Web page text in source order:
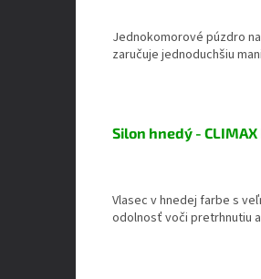
Jednokomorové púzdro
zaručuje jednoduchšiu
Silon hnedý -
Vlasec v hnedej farbe s
odolnosť voči pretrhnutiu